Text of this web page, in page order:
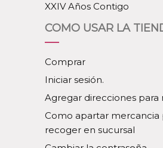
XXIV Años Contigo
COMO USAR LA
Comprar
Iniciar sesión.
Agregar direcciones para
Como apartar mercancia
recoger en sucursal